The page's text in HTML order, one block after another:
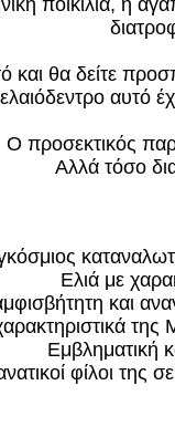
ποικιλία, η
και θα δείτε
αυτό
Ο προσεκτικός
Αλλά τόσο
Eλιά με
και
Εμβληματική
φίλοι της